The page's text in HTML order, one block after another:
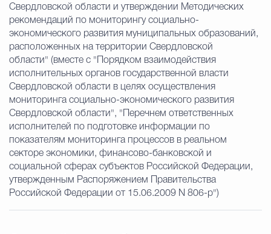
Свердловской области и утверждении Методических
рекомендаций по мониторингу социально-
экономического развития муниципальных образований,
расположенных на территории Свердловской
области" (вместе с "Порядком взаимодействия
исполнительных органов государственной власти
Свердловской области в целях осуществления
мониторинга социально-экономического развития
Свердловской области", "Перечнем ответственных
исполнителей по подготовке информации по
показателям мониторинга процессов в реальном
секторе экономики, финансово-банковской и
социальной сферах субъектов Российской Федерации,
утвержденным Распоряжением Правительства
Российской Федерации от 15.06.2009 N 806-р")